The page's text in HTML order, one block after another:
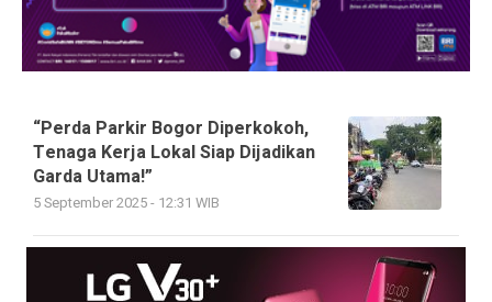
“Perda Parkir Bogor Diperkokoh,
Tenaga Kerja Lokal Siap Dijadikan
Garda Utama!”
5 September 2025 - 12:31 WIB